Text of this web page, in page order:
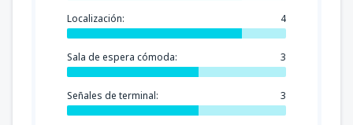
Localización: 4
Sala de espera cómoda: 3
Señales de terminal: 3